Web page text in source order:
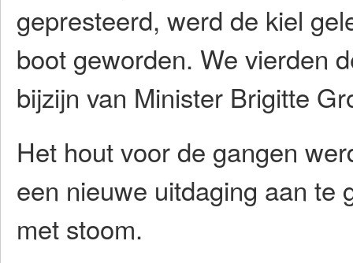
gepresteerd, werd de kiel
boot geworden. We vierden
bijzijn van Minister Brigitte
Het hout voor de gangen
een nieuwe uitdaging aan te
met stoom.